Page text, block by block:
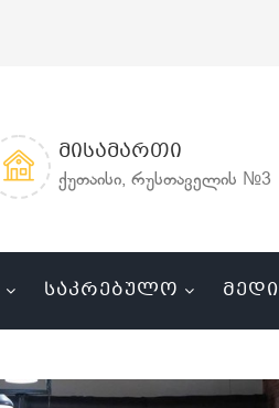
ᲛᲘᲡᲐᲛᲐᲠᲗᲘ
ქუთაისი, რუსთაველის №3
ᲡᲐᲙᲠᲔᲑᲣᲚᲝ